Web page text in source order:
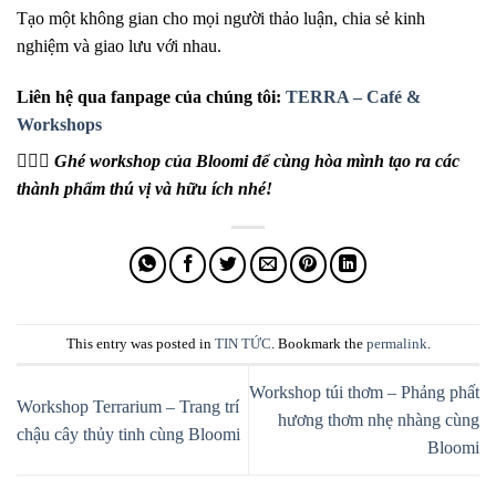
Tạo một không gian cho mọi người thảo luận, chia sẻ kinh
nghiệm và giao lưu với nhau.
Liên hệ qua fanpage của chúng tôi: TERRA – Café &
Workshops
 Ghé workshop của Bloomi để cùng hòa mình tạo ra các
thành phẩm thú vị và hữu ích nhé!
This entry was posted in TIN TỨC . Bookmark the permalink
Workshop Terrarium – Trang trí
chậu cây thủy tinh cùng Bloomi
Workshop túi thơm – Phảng phất
hương thơm nhẹ nhàng cùng
Bloomi